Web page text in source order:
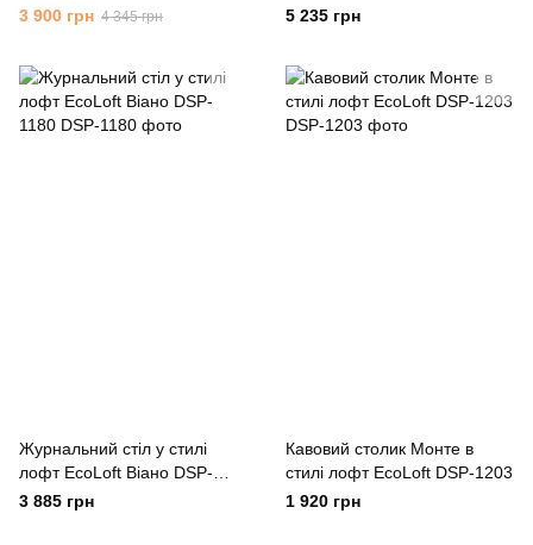
1077
3 900 грн 4 345 грн
1142
5 235 грн
Журнальний стіл у стилі
лофт EcoLoft Віано DSP-
1180
3 885 грн
Кавовий столик Монте в
стилі лофт EcoLoft DSP-1203
1 920 грн